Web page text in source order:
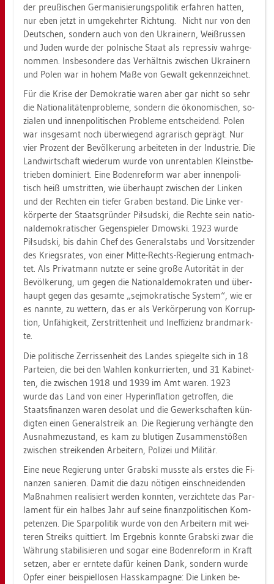
der preu­ßi­schen Ger­ma­ni­sie­rungs­po­li­tik er­fah­ren hat­ten,
nur eben jetzt in um­ge­kehr­ter Rich­tung. Nicht nur von den
Deut­schen, son­dern auch von den Ukrai­nern, Weiß­rus­sen
und Juden wurde der pol­ni­sche Staat als re­pres­siv wahr­ge­
nom­men. Ins­be­son­de­re das Ver­hält­nis zwi­schen Ukrai­nern
und Polen war in hohem Maße von Ge­walt ge­kenn­zeich­net.
Für die Krise der De­mo­kra­tie waren aber gar nicht so sehr
die Na­tio­na­li­tä­ten­pro­ble­me, son­dern die öko­no­mi­schen, so­
zia­len und in­nen­po­li­ti­schen Pro­ble­me ent­schei­dend. Polen
war ins­ge­samt noch über­wie­gend agra­risch ge­prägt. Nur
vier Pro­zent der Be­völ­ke­rung ar­bei­te­ten in der In­dus­trie. Die
Land­wirt­schaft wie­der­um wurde von un­ren­ta­blen Kleinst­be­
trie­ben do­mi­niert. Eine Bo­den­re­form war aber in­nen­po­li­
tisch heiß um­strit­ten, wie über­haupt zwi­schen der Lin­ken
und der Rech­ten ein tie­fer Gra­ben be­stand. Die Linke ver­
kör­per­te der Staats­grün­der Piłsud­ski, die Rech­te sein na­tio­
nal­de­mo­kra­ti­scher Ge­gen­spie­ler Dmow­ski. 1923 wurde
Piłsud­ski, bis dahin Chef des Ge­ne­ral­stabs und Vor­sit­zen­der
des Kriegs­ra­tes, von einer Mitte-Rechts-Re­gie­rung ent­mach­
tet. Als Pri­vat­mann nutz­te er seine große Au­to­ri­tät in der
Be­völ­ke­rung, um gegen die Na­tio­nal­de­mo­kra­ten und über­
haupt gegen das ge­sam­te „se­j­mo­kra­ti­sche Sys­tem“, wie er
es nann­te, zu wet­tern, das er als Ver­kör­pe­rung von Kor­rup­
ti­on, Un­fä­hig­keit, Zer­strit­ten­heit und In­ef­fi­zi­enz brand­mark­
te.
Die po­li­ti­sche Zer­ris­sen­heit des Lan­des spie­gel­te sich in 18
Par­tei­en, die bei den Wah­len kon­kur­rier­ten, und 31 Ka­bi­net­
ten, die zwi­schen 1918 und 1939 im Amt waren. 1923
wurde das Land von einer Hy­per­in­fla­ti­on ge­trof­fen, die
Staats­fi­nan­zen waren de­so­lat und die Ge­werk­schaf­ten kün­
dig­ten einen Ge­ne­ral­streik an. Die Re­gie­rung ver­häng­te den
Aus­nah­me­zu­stand, es kam zu blu­ti­gen Zu­sam­men­stö­ßen
zwi­schen strei­ken­den Ar­bei­tern, Po­li­zei und Mi­li­tär.
Eine neue Re­gie­rung unter Grab­ski muss­te als ers­tes die Fi­
nan­zen sa­nie­ren. Damit die dazu nö­ti­gen ein­schnei­den­den
Maß­nah­men rea­li­siert wer­den konn­ten, ver­zich­te­te das Par­
la­ment für ein hal­bes Jahr auf seine fi­nanz­po­li­ti­schen Kom­
pe­ten­zen. Die Spar­po­li­tik wurde von den Ar­bei­tern mit wei­
te­ren Streiks quit­tiert. Im Er­geb­nis konn­te Grab­ski zwar die
Wäh­rung sta­bi­li­sie­ren und sogar eine Bo­den­re­form in Kraft
set­zen, aber er ern­te­te dafür kei­nen Dank, son­dern wurde
Opfer einer bei­spiel­lo­sen Hass­kam­pa­gne: Die Lin­ken be­